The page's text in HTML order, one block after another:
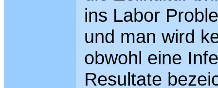
ins Labor
und man wird
obwohl eine
Resultate